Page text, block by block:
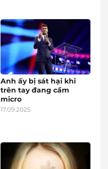
Anh ấy bị sát hại khi
trên tay đang cầm
micro
17.09.2025